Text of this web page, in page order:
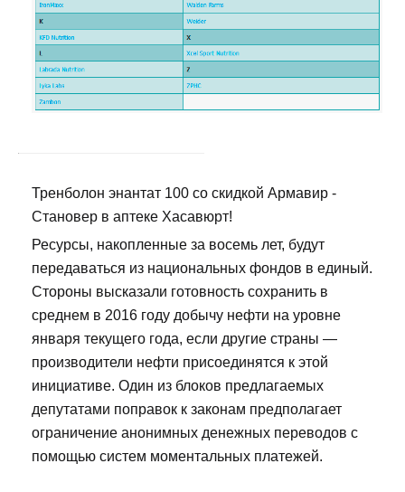
Тренболон энантат 100 со скидкой Армавир -
Становер в аптеке Хасавюрт!
Ресурсы, накопленные за восемь лет, будут
передаваться из национальных фондов в единый.
Стороны высказали готовность сохранить в
среднем в 2016 году добычу нефти на уровне
января текущего года, если другие страны —
производители нефти присоединятся к этой
инициативе. Один из блоков предлагаемых
депутатами поправок к законам предполагает
ограничение анонимных денежных переводов с
помощью систем моментальных платежей.